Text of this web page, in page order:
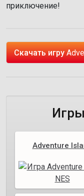
приключение!
Скачать игру
Adventure